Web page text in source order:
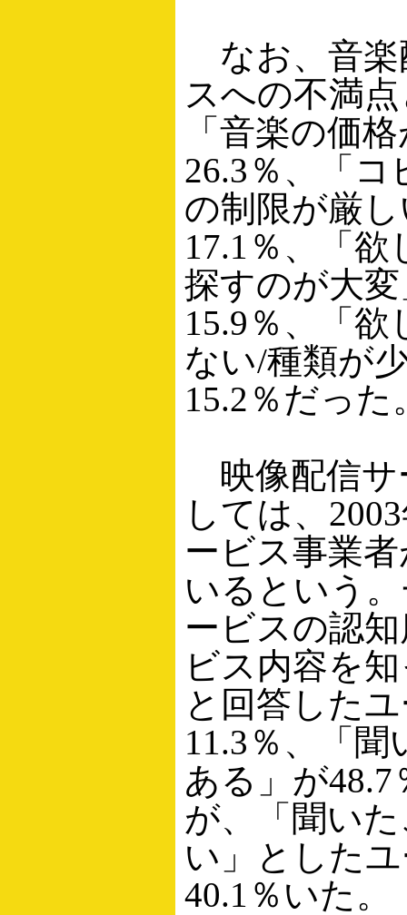
なお、音楽
スへの不満
「音楽の価
26.3％、「コ
の制限が厳
17.1％、「欲
探すのが大
15.9％、「欲
ない/種類が
15.2％だった
映像配信サ
しては、
ービス事業
いるという
ービスの認
ビス内容を
と回答した
11.3％、「
ある」が
が、「聞い
い」とした
40.1％いた。